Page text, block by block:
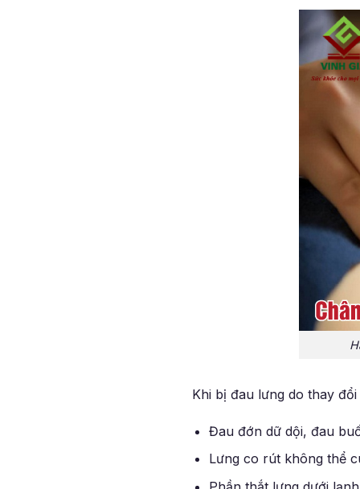
Khi bị đau lưng do thay
Đau đớn dữ dội, đau
Lưng co rút không thể